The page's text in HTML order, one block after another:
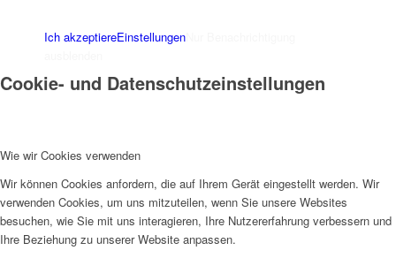
Ich akzeptiereEinstellungen
Cookie- und Datenschutzeinstellungen
Wie wir Cookies verwenden
Wir können Cookies anfordern, die auf Ihrem Gerät eingestellt werden. Wir
verwenden Cookies, um uns mitzuteilen, wenn Sie unsere Websites
besuchen, wie Sie mit uns interagieren, Ihre Nutzererfahrung verbessern und
Ihre Beziehung zu unserer Website anpassen.